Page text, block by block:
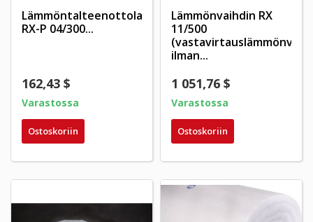
Lämmöntalteenottolaite
RX-P 04/300...
162,43 $
Varastossa
Ostoskoriin
Lämmönvaihdin RX
11/500
ilman...
1 051,76 $
Varastossa
Ostoskoriin